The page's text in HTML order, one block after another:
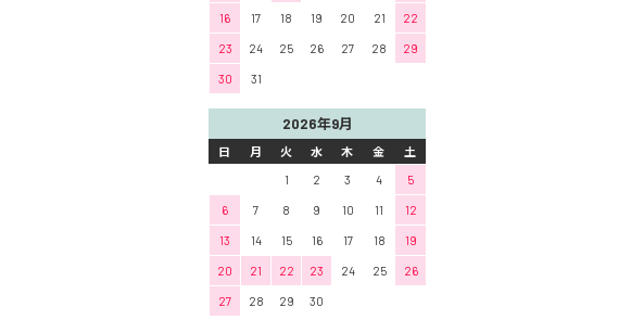
16 17 18 19 20 21 22
23 24 25 26 27 28 29
30 31
2026年9月
日 月 火 水 木 金
土
1
2 3 4 5
6 7 8 9 10 11 12
13 14 15 16 17 18 19
20 21 22 23 24 25 26
27 28 29 30